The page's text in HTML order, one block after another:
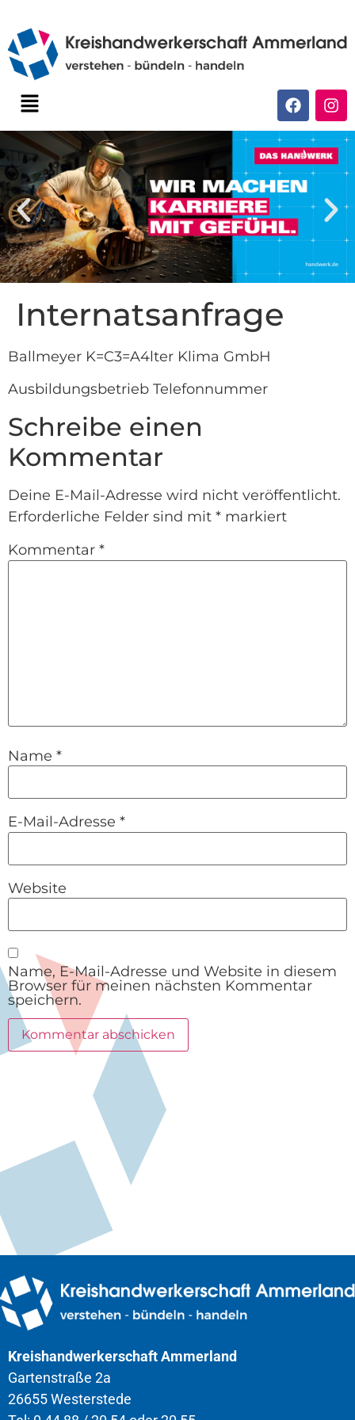
Internatsanfrage
Ballmeyer K=C3=A4lter Klima GmbH
Ausbildungsbetrieb Telefonnummer
Schreibe einen
Kommentar
Deine E-Mail-Adresse wird nicht veröffentlicht.
Erforderliche Felder sind mit * markiert
Kommentar *
Name *
E-Mail-Adresse *
Website
Name, E-Mail-Adresse und Website in diesem
Browser für meinen nächsten Kommentar
speichern.
Kreishandwerkerschaft Ammerland
Gartenstraße 2a
26655 Westerstede